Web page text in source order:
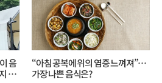
음
비
“아침 공복에 위의 염증 느껴져”…
가장 나쁜 음식은?